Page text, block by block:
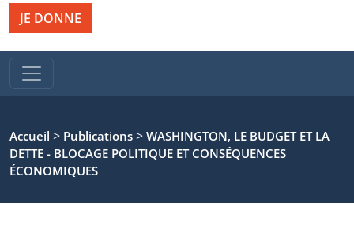
JE DONNE
Accueil > Publications > WASHINGTON, LE BUDGET ET LA
DETTE - BLOCAGE POLITIQUE ET CONSÉQUENCES
ÉCONOMIQUES